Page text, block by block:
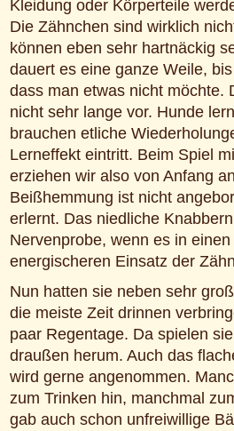
Kleidung oder Körperteile
Die Zähnchen sind wirklich
können eben sehr hartnäckig
dauert es eine ganze Weile,
dass man etwas nicht möchte.
nicht sehr lange vor. Hunde
brauchen etliche
Lerneffekt eintritt. Beim Spiel
erziehen wir also von Anfang
Beißhemmung ist nicht
erlernt. Das niedliche
Nervenprobe, wenn es in
energischeren Einsatz der
Nun hatten sie neben sehr
die meiste Zeit drinnen
paar Regentage. Da spielen
draußen herum. Auch das
wird gerne angenommen.
zum Trinken hin, manchmal
gab auch schon unfreiwillige